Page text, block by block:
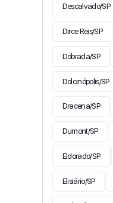
Descalvado/SP
Dirce Reis/SP
Dobrada/SP
Dolcinópolis/SP
Dracena/SP
Dumont/SP
Eldorado/SP
Elisiário/SP